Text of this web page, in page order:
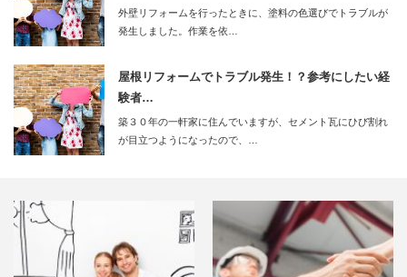
外壁リフォームを行ったときに、塗料の色選びでトラブルが
発生しました。作業を依…
屋根リフォームでトラブル発生！？参考にしたい経
験者…
築３０年の一軒家に住んでいますが、セメント瓦にひび割れ
が目立つようになったので、…